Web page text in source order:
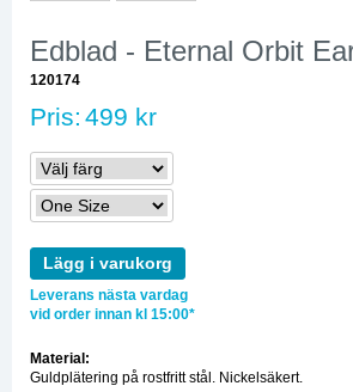
Edblad - Eternal Orbit
120174
Pris: 499 kr
Lägg i varukorg
Leverans nästa vardag
vid order innan kl 15:00*
Material:
Guldplätering på rostfritt stål. Nickelsäkert.